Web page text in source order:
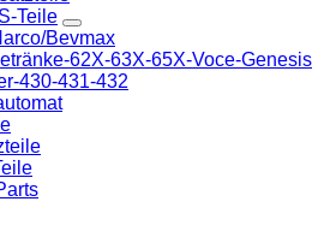
Teile
Bevmax
62X-63X-65X-Voce-Genesis
430-431-432